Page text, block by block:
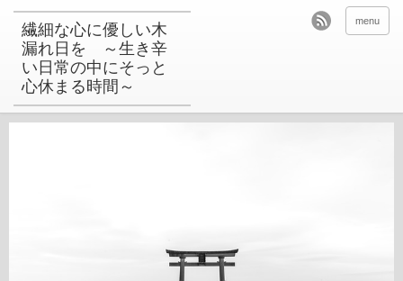
繊細な心に優しい木
漏れ日を ～生き辛
い日常の中にそっと
心休まる時間～
menu